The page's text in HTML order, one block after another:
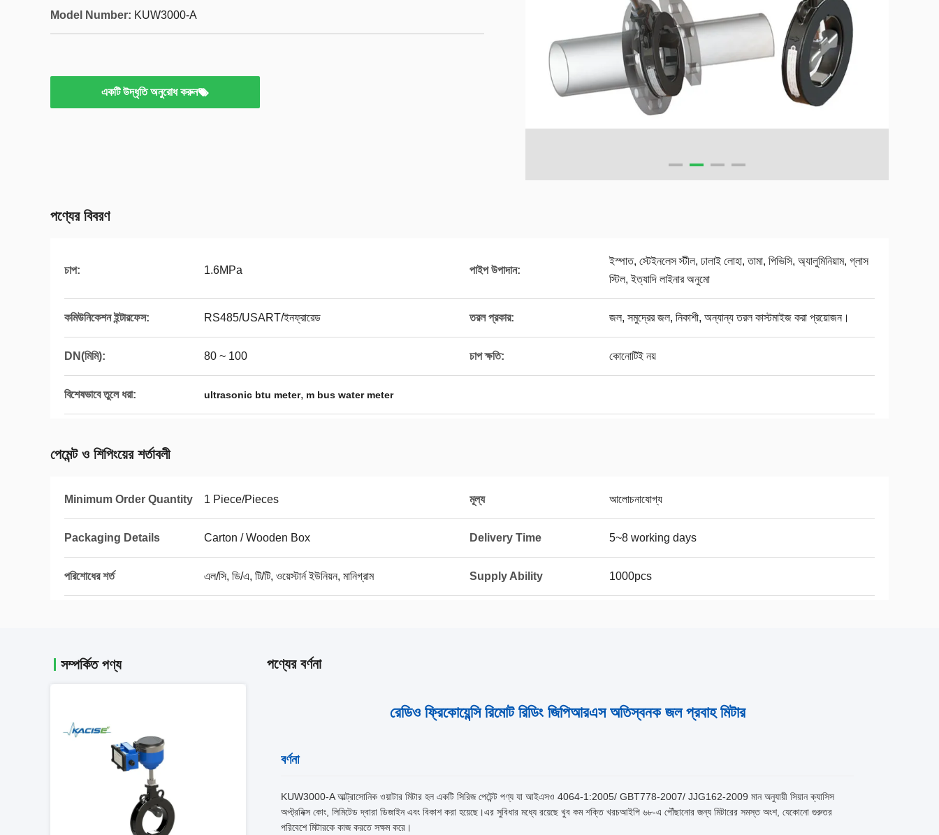
Model Number: KUW3000-A
একটি উদ্ধৃতি অনুরোধ করুন
পণ্যের বিবরণ
চাপ: 1.6MPa পাইপ উপাদান:
ইস্পাত, স্টেইনলেস স্টীল, ঢালাই লোহা, তামা, পিভিসি, অ্যালুমিনিয়াম, গ্লাস
স্টিল, ইত্যাদি লাইনার অনুমো
কমিউনিকেশন ইন্টারফেস: RS485/USART/ইনফ্রারেড তরল প্রকার: জল, সমুদ্রের জল, নিকাশী, অন্যান্য তরল কাস্টমাইজ করা প্রয়োজন।
DN(মিমি): 80 ~ 100 চাপ ক্ষতি: কোনোটিই নয়
বিশেষভাবে তুলে ধরা: ultrasonic btu meter, m bus water meter
পেমেন্ট ও শিপিংয়ের শর্তাবলী
Minimum Order Quantity 1 Piece/Pieces মূল্য আলোচনাযোগ্য
Packaging Details Carton / Wooden Box Delivery Time 5~8 working days
পরিশোধের শর্ত এল/সি, ডি/এ, টি/টি, ওয়েস্টার্ন ইউনিয়ন, মানিগ্রাম Supply Ability 1000pcs
সম্পর্কিত পণ্য পণ্যের বর্ণনা
রেডিও ফ্রিকোয়েন্সি রিমোট রিডিং জিপিআরএস অতিস্বনক জল প্রবাহ মিটার
বর্ণনা
KUW3000-A আল্ট্রাসোনিক ওয়াটার মিটার হল একটি সিরিজ পেটেন্ট পণ্য যা আইএসও 4064-1:2005/ GBT778-2007/ JJG162-2009 মান অনুযায়ী সিয়ান ক্যাসিস
অপ্ট্রনিক্স কোং, লিমিটেড দ্বারা ডিজাইন এবং বিকাশ করা হয়েছে।এর সুবিধার মধ্যে রয়েছে খুব কম শক্তি খরচআইপি ৬৮-এ পৌঁছানোর জন্য মিটারের সমস্ত অংশ, যেকোনো গুরুতর
পরিবেশে মিটারকে কাজ করতে সক্ষম করে।